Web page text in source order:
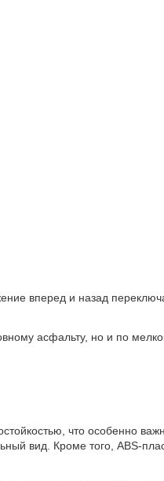
вперед и назад
асфальту, но и по
что особенно
вид. Кроме того, ABS-